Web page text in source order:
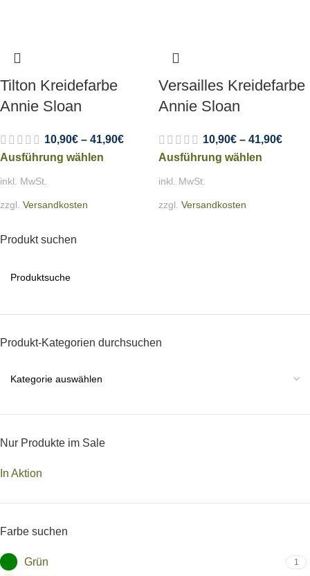
Produkt suchen
Produkt-Kategorien durchsuchen
Nur Produkte im Sale
In Aktion
Farbe suchen
Grün 1
Tilton Kreidefarbe
Annie Sloan
10,90€ – 41,90€
Ausführung wählen
inkl. MwSt.
zzgl. Versandkosten
Versailles Kreidefarbe
Annie Sloan
10,90€ – 41,90€
Ausführung wählen
inkl. MwSt.
zzgl. Versandkosten